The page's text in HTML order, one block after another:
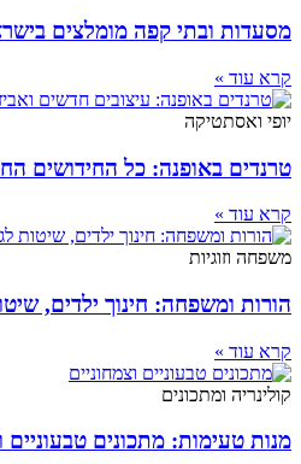
מסעדות ובתי קפה מומלצים
קרא עוד »
יופי ואסתטיקה
טרנדים באופנה: כל החידושים
קרא עוד »
משפחה וזוגיות
הורות ומשפחה: חינוך ילדים,
קרא עוד »
קולינריה ומתכונים
מנות טעימות: מתכונים טבעוניים